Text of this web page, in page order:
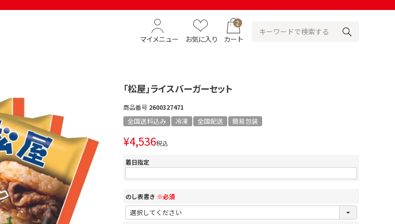
マイメニュー お気に入り
2
カート
「松屋」ライスバーガーセット
商品番号 2600327471
全国送料込み 冷凍 全国配送 簡易包装
¥4,536税込
着日指定
のし表書き ※必須